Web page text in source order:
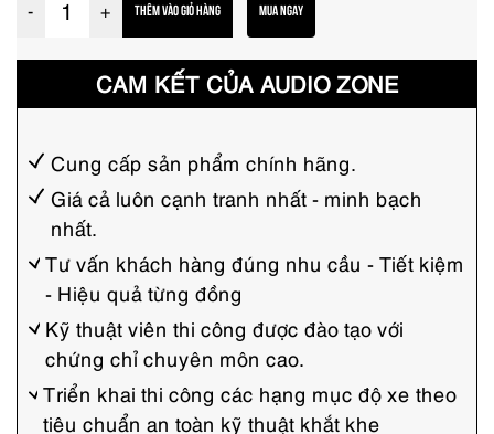
-
a
n
h
ô
t
ô
M
u
s
w
+ THÊM VÀO GIỎ HÀNG MUA NGAY
CAM KẾT CỦA AUDIO ZONE
Cung cấp sản phẩm chính hãng.
Giá cả luôn cạnh tranh nhất - minh bạch
nhất.
Tư vấn khách hàng đúng nhu cầu - Tiết kiệm
- Hiệu quả từng đồng
Kỹ thuật viên thi công được đào tạo với
chứng chỉ chuyên môn cao.
Triển khai thi công các hạng mục độ xe theo
tiêu chuẩn an toàn kỹ thuật khắt khe